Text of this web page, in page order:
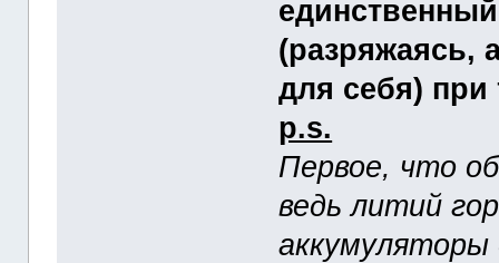
(разряжаясь,
для себя) при
p.s.
Первое, что
ведь литий